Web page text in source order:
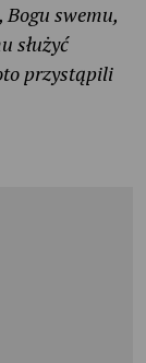
swemu,
służyć
przystąpili